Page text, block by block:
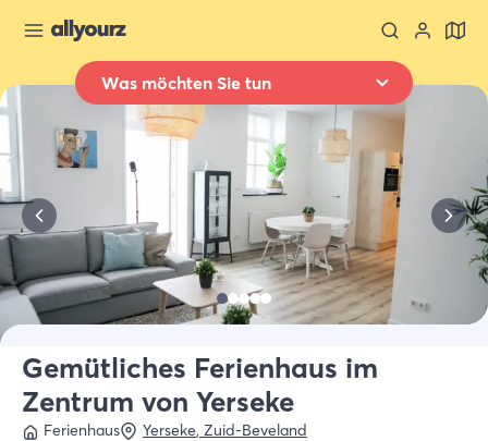
Was möchten Sie tun
Zurück zur Übersicht
Wo
Ganz Zeeland
Wann
Datum auswählen
Alle Arten
Wer
2 Gäste
Gemütliches Ferienhaus im
Zentrum von Yerseke
Ferienhaus Yerseke, Zuid-Beveland